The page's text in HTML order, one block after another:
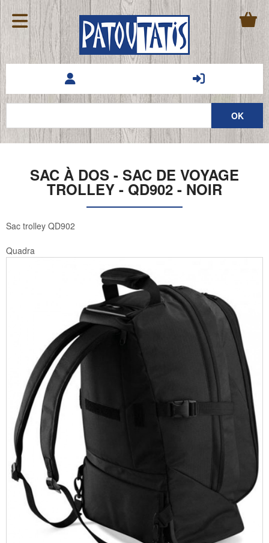
SAC À DOS - SAC DE VOYAGE
TROLLEY - QD902 - NOIR
Sac trolley QD902
Quadra